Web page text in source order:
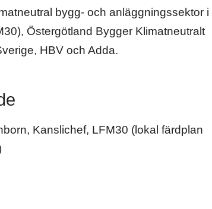
bygg- och anläggningssektor i
Östergötland Bygger Klimatneutralt
HBV och Adda.
Kanslichef, LFM30 (lokal färdplan